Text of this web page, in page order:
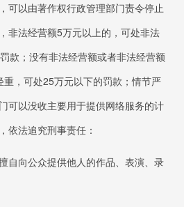
可以由著作权行政管理部门责令停止
非法经营额5万元以上的，可处非法
款；没有非法经营额或者非法经营额
，可处25万元以下的罚款；情节严
可以没收主要用于提供网络服务的计
依法追究刑事责任：
自向公众提供他人的作品、表演、录